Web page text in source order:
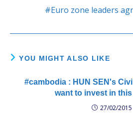
#Euro zone leaders
YOU MIGHT ALSO LIKE
#cambodia : HUN SEN's
want to invest in
27/02/2015